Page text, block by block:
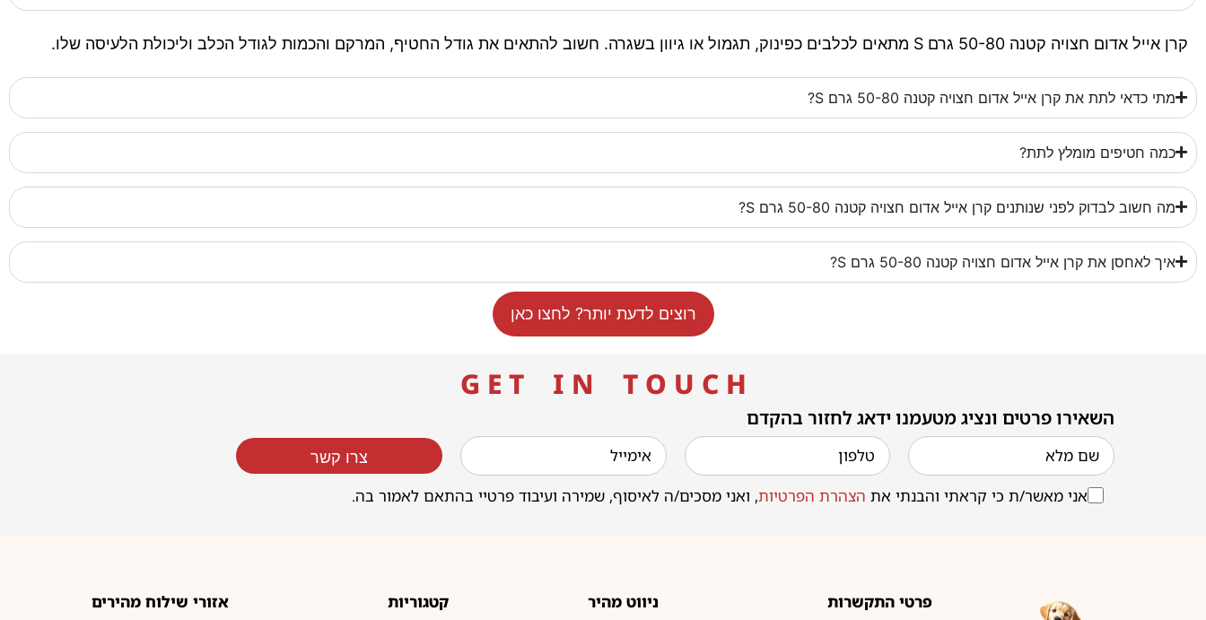
קרן אייל אדום חצויה קטנה 50-80 גרם S מתאים לכלבים כפינוק, תגמול או גיוון בשגרה. חשוב להתאים את גודל החטיף, המרקם והכמות לגודל הכלב וליכולת הלעיסה שלו.
מתי כדאי לתת את קרן אייל אדום חצויה קטנה 50-80 גרם S?
כמה חטיפים מומלץ לתת?
מה חשוב לבדוק לפני שנותנים קרן אייל אדום חצויה קטנה 50-80 גרם S?
איך לאחסן את קרן אייל אדום חצויה קטנה 50-80 גרם S?
רוצים לדעת יותר? לחצו כאן
G E T I N T O U C H
השאירו פרטים ונציג מטעמנו ידאג לחזור בהקדם
אני מאשר/ת כי קראתי והבנתי את הצהרת הפרטיות, ואני מסכים/ה לאיסוף, שמירה ועיבוד פרטיי בהתאם לאמור בה.
צרו קשר
פרטי התקשרות ניווט מהיר קטגוריות אזורי שילוח מהירים